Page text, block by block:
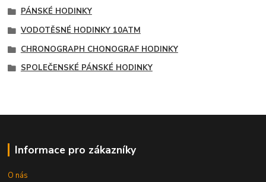
PÁNSKÉ HODINKY
VODOTĚSNÉ HODINKY 10ATM
CHRONOGRAPH CHONOGRAF HODINKY
SPOLEČENSKÉ PÁNSKÉ HODINKY
Informace pro zákazníky
O nás